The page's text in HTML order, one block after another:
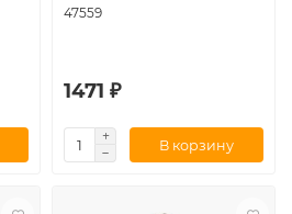
47559
1471 ₽
В корзину